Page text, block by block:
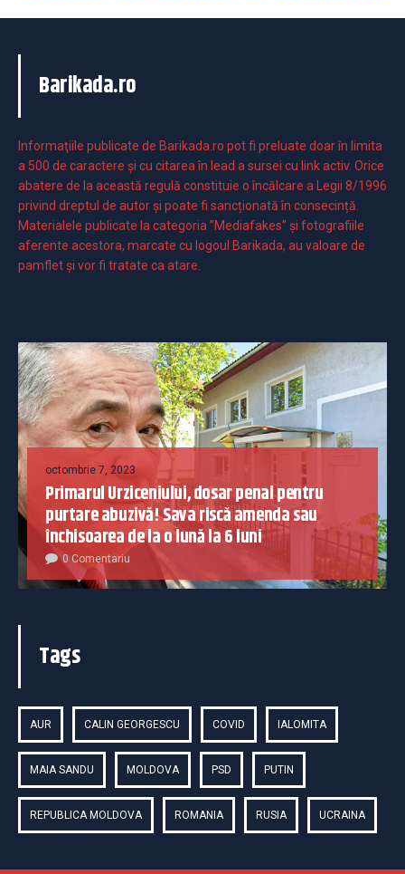
Barikada.ro
Informaţiile publicate de Barikada.ro pot fi preluate doar în limita
a 500 de caractere şi cu citarea în lead a sursei cu link activ. Orice
abatere de la această regulă constituie o încălcare a Legii 8/1996
privind dreptul de autor și poate fi sancționată în consecință.
Materialele publicate la categoria ”Mediafakes” și fotografiile
aferente acestora, marcate cu logoul Barikada, au valoare de
pamflet și vor fi tratate ca atare.
octombrie 7, 2023
Primarul Urziceniului, dosar penal pentru
purtare abuzivă! Sava riscă amenda sau
închisoarea de la o lună la 6 luni
0 Comentariu
Tags
AUR CALIN GEORGESCU COVID IALOMITA
MAIA SANDU MOLDOVA PSD PUTIN
REPUBLICA MOLDOVA ROMANIA RUSIA UCRAINA